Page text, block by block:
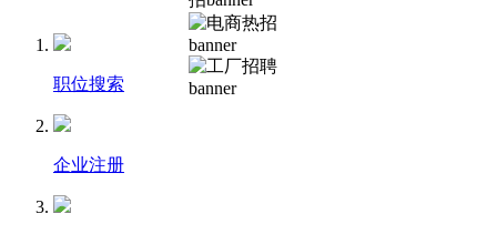
职位搜索
企业注册